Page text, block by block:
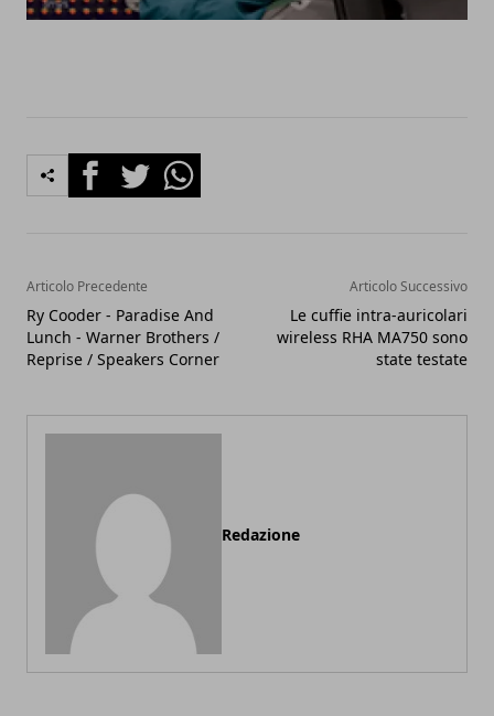
FacebookTwitterWhatsapp
Articolo Precedente
Ry Cooder - Paradise And
Lunch - Warner Brothers /
Reprise / Speakers Corner
Articolo Successivo
Le cuffie intra-auricolari
wireless RHA MA750 sono
state testate
Redazione